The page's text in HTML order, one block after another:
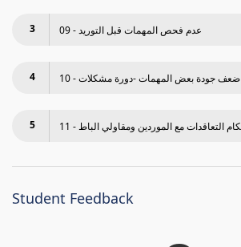
3 09 - عدم فحص المھمات قبل التوريد
4 10 - ضعف جودة بعض المھمات -دورة مشكلات
5
Student Feedback